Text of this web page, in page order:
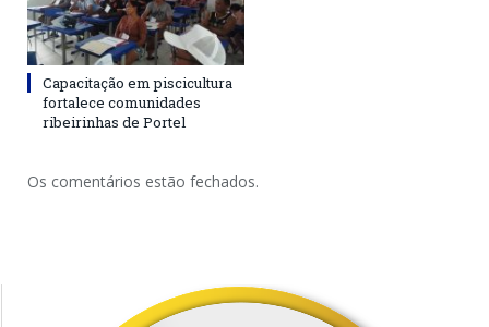
Capacitação em piscicultura
fortalece comunidades
ribeirinhas de Portel
Os comentários estão fechados.